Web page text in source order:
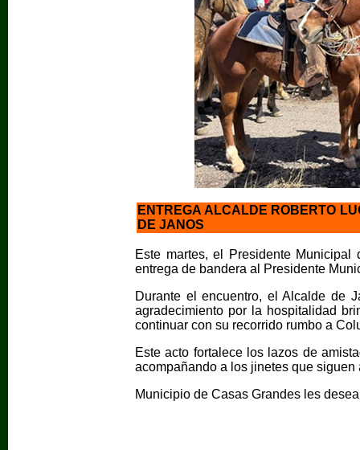
ENTREGA ALCALDE ROBERTO
DE JANOS
Este martes, el Presidente
entrega de bandera al Presidente
Durante el encuentro, el Alcalde de
agradecimiento por la hospitalidad
continuar con su recorrido rumbo a
Este acto fortalece los lazos de
acompañando a los jinetes que
Municipio de Casas Grandes les